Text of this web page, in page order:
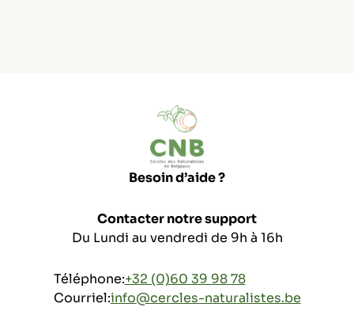
Besoin d’aide ?
Contacter notre support
Du Lundi au vendredi de 9h à 16h
Téléphone:+32 (0)60 39 98 78
Courriel:info@cercles-naturalistes.be